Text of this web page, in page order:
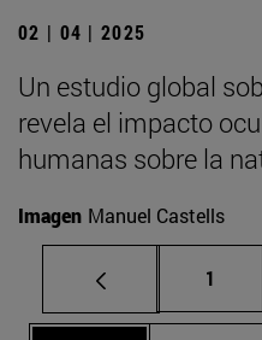
02 | 04 | 2025
Un estudio global
revela el impacto
humanas sobre la
Imagen Manuel Castells
Página
1